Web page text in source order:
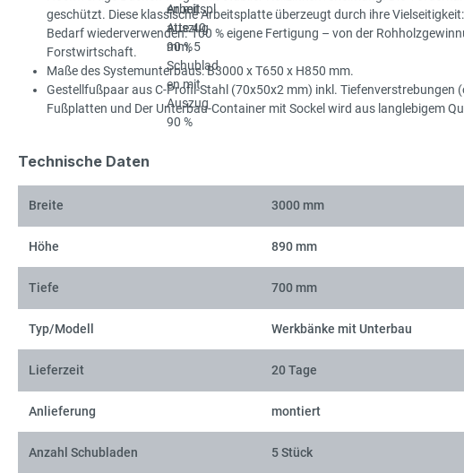
geschützt. Diese klassische Arbeitsplatte überzeugt durch ihre
Bedarf wiederverwenden. 100 % eigene Fertigung – von der
Forstwirtschaft.
Maße des Systemunterbaus: B3000 x T650 x H850 mm.
Gestellfußpaar aus C-Profil-Stahl (70x50x2 mm) inkl.
Fußplatten und Der Unterbau-Container mit Sockel wird aus langlebigem
Technische Daten
Breite 3000 mm
Höhe 890 mm
Tiefe 700 mm
Typ/Modell Werkbänke mit Unterbau
Lieferzeit 20 Tage
Anlieferung montiert
Anzahl Schubladen 5 Stück